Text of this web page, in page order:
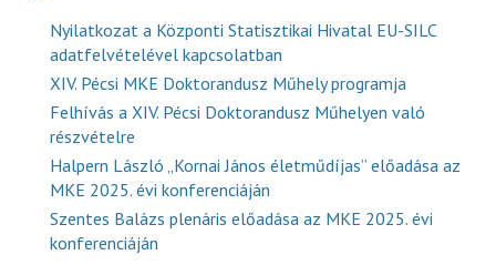
Nyilatkozat a Központi Statisztikai Hivatal EU-SILC
adatfelvételével kapcsolatban
XIV. Pécsi MKE Doktorandusz Műhely programja
Felhívás a XIV. Pécsi Doktorandusz Műhelyen való
részvételre
Halpern László „Kornai János életműdíjas” előadása az
MKE 2025. évi konferenciáján
Szentes Balázs plenáris előadása az MKE 2025. évi
konferenciáján